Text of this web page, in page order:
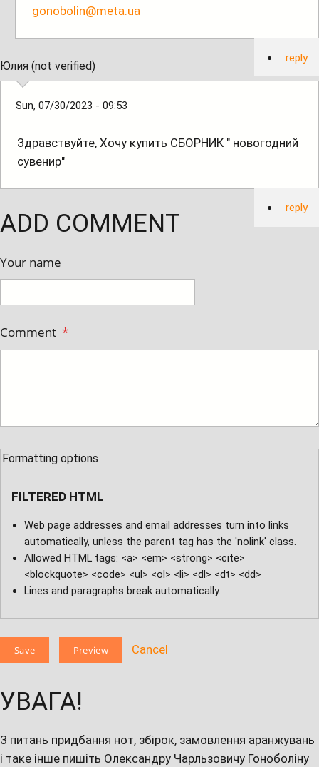
gonobolin@meta.ua
reply
Юлия (not verified)
Sun, 07/30/2023 - 09:53
Здравствуйте, Хочу купить СБОРНИК " новогодний
сувенир"
reply
ADD COMMENT
Your name
Comment *
Formatting options
FILTERED HTML
Web page addresses and email addresses turn into links
automatically, unless the parent tag has the 'nolink' class.
Allowed HTML tags: <a> <em> <strong> <cite>
<blockquote> <code> <ul> <ol> <li> <dl> <dt> <dd>
Lines and paragraphs break automatically.
Cancel
УВАГА!
З питань придбання нот, збірок, замовлення аранжувань
і таке інше пишіть Олександру Чарльзовичу Гоноболіну